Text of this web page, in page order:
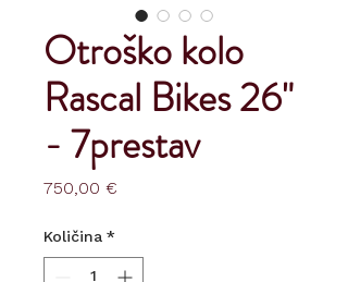
Otroško kolo
Rascal Bikes 26"
- 7prestav
750,00 €
Količina *